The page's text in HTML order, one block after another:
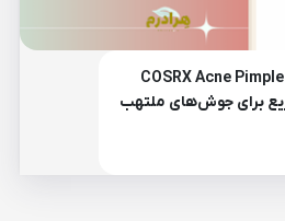
نقد و بررسی پچ ضد جوش COSRX Acne Pimple